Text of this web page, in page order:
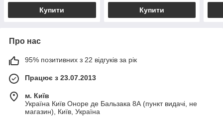
Купити Купити
Про нас
95% позитивних з 22 відгуків за рік
Працює з 23.07.2013
м. Київ
Україна Київ Оноре де Бальзака 8А (пункт видачі, не
магазин), Київ, Україна